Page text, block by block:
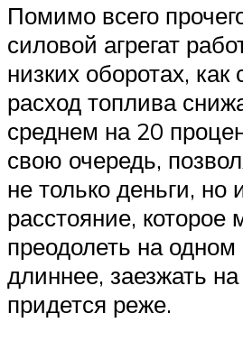
Помимо всего
силовой агрегат
низких оборотах, как
расход топлива
среднем на 20
свою очередь,
не только деньги, но
расстояние, которое
преодолеть на одном
длиннее, заезжать
придется реже.